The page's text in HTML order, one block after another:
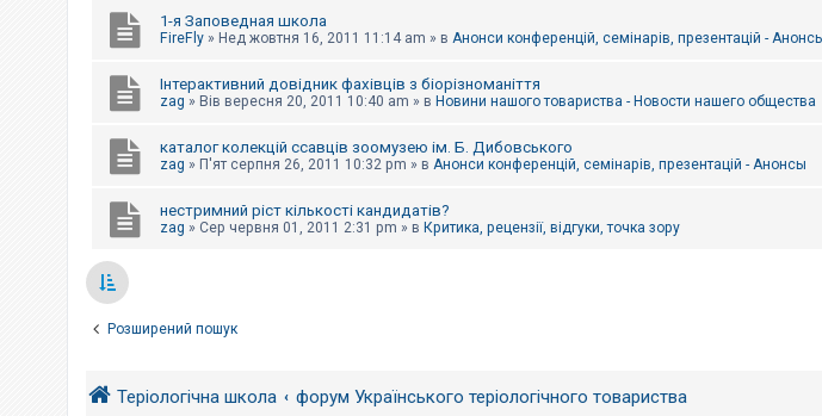
1-я Заповедная школа
FireFly » Нед жовтня 16, 2011 11:14 am » в Анонси конференцій, семінарів, презентацій -
Інтерактивний довідник фахівців з біорізноманіття
zag » Вів вересня 20, 2011 10:40 am » в Новини нашого товариства - Новости нашего общества
каталог колекцій ссавців зоомузею ім. Б. Дибовського
zag » П'ят серпня 26, 2011 10:32 pm » в Анонси конференцій, семінарів, презентацій - Анонсы
нестримний ріст кількості кандидатів?
zag » Сер червня 01, 2011 2:31 pm » в Критика, рецензії, відгуки, точка зору
Розширений пошук
Теріологічна школа форум Українського теріологічного товариства